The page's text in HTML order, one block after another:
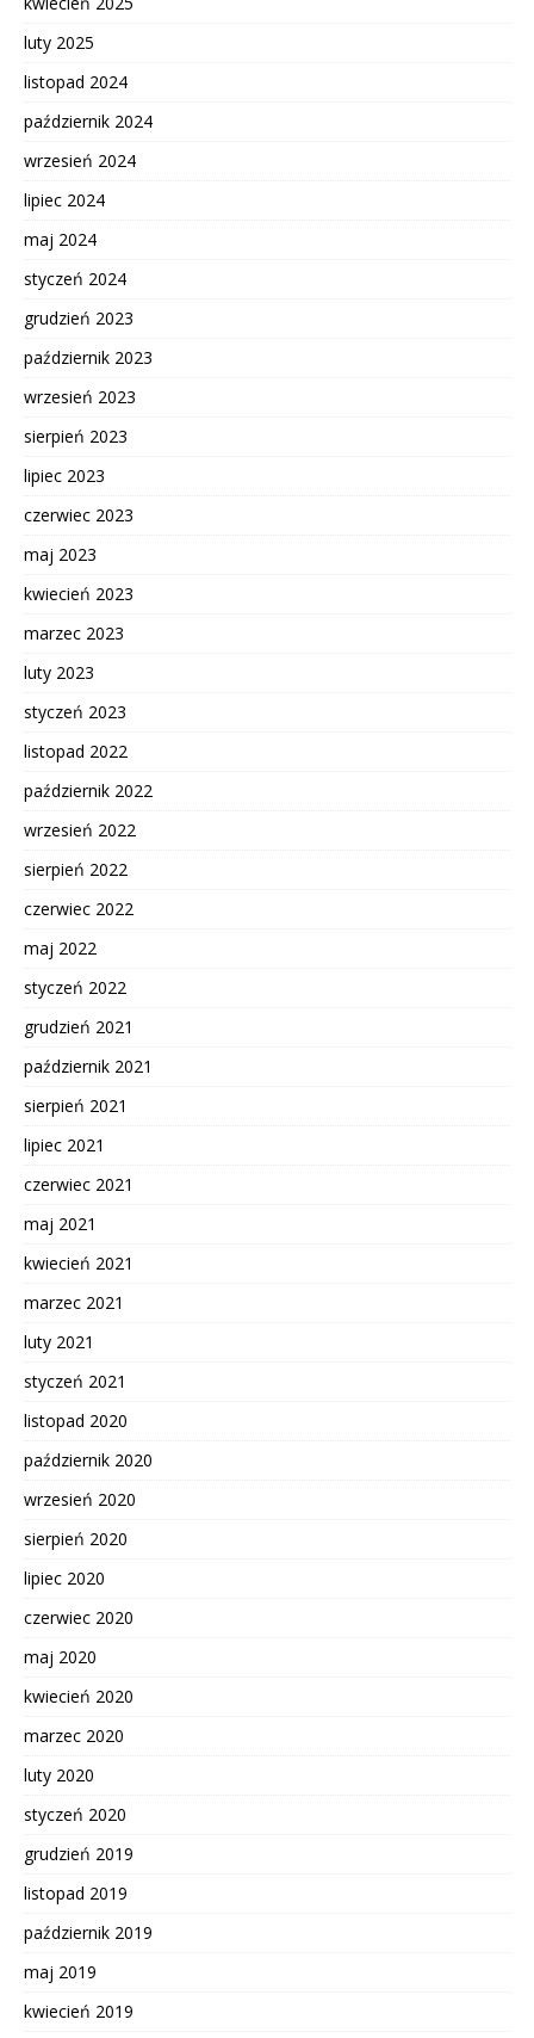
luty 2025
listopad 2024
październik 2024
wrzesień 2024
lipiec 2024
maj 2024
styczeń 2024
grudzień 2023
październik 2023
wrzesień 2023
sierpień 2023
lipiec 2023
czerwiec 2023
maj 2023
kwiecień 2023
marzec 2023
luty 2023
styczeń 2023
listopad 2022
październik 2022
wrzesień 2022
sierpień 2022
czerwiec 2022
maj 2022
styczeń 2022
grudzień 2021
październik 2021
sierpień 2021
lipiec 2021
czerwiec 2021
maj 2021
kwiecień 2021
marzec 2021
luty 2021
styczeń 2021
listopad 2020
październik 2020
wrzesień 2020
sierpień 2020
lipiec 2020
czerwiec 2020
maj 2020
kwiecień 2020
marzec 2020
luty 2020
styczeń 2020
grudzień 2019
listopad 2019
październik 2019
maj 2019
kwiecień 2019